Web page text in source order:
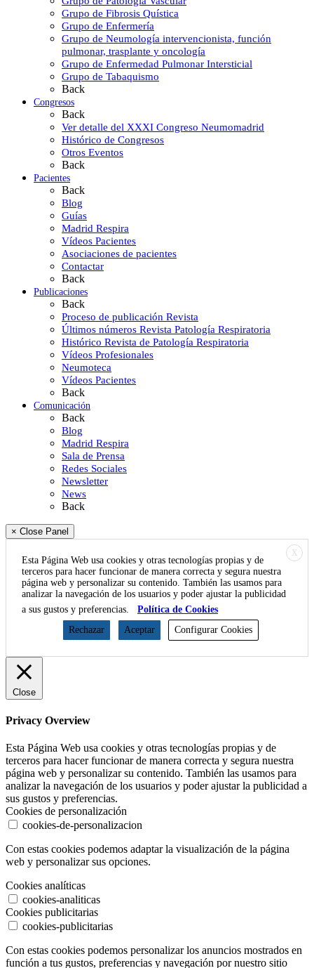
Grupo de Fibrosis Quística
Grupo de Enfermería
Grupo de Neumología intervencionista, función
pulmonar, trasplante y oncología
Grupo de Enfermedad Pulmonar Intersticial
Grupo de Tabaquismo
Back
Congresos
Back
Ver detalle del XXXI Congreso Neumomadrid
Histórico de Congresos
Otros Eventos
Back
Pacientes
Back
Blog
Guías
Madrid Respira
Vídeos Pacientes
Asociaciones de pacientes
Contactar
Back
Publicaciones
Back
Proceso de publicación Revista
Últimos números Revista Patología Respiratoria
Histórico Revista de Patología Respiratoria
Vídeos Profesionales
Neumoteca
Vídeos Pacientes
Back
Comunicación
Back
Blog
Madrid Respira
Sala de Prensa
Redes Sociales
Newsletter
News
Back
× Close Panel
X
Esta Página Web usa cookies y otras tecnologías propias y de
terceros para hacer funcionar de manera correcta y segura nuestra
página web y personalizar su contenido. También las usamos para
analizar la navegación de los usuarios y poder ajustar la publicidad
a sus gustos y preferencias.
Política de Cookies
Rechazar
Aceptar Configurar Cookies
Close
Privacy Overview
Esta Página Web usa cookies y otras tecnologías propias y de
terceros para hacer funcionar de manera correcta y segura nuestra
página web y personalizar su contenido. También las usamos para
analizar la navegación de los usuarios y poder ajustar la publicidad a
sus gustos y preferencias.
Cookies de personalización
cookies-de-personalizacion
Con estas cookies podemos adaptar la visualización de la página
web y personalizar sus opciones.
Cookies analíticas
cookies-analiticas
Cookies publicitarias
cookies-publicitarias
Con estas cookies podemos personalizar los anuncios mostrados en
función a tus gustos, preferencias y navegación por nuestro sitio